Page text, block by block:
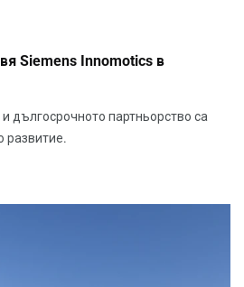
Siemens Innomotics в
дългосрочното партньорство са
развитие.